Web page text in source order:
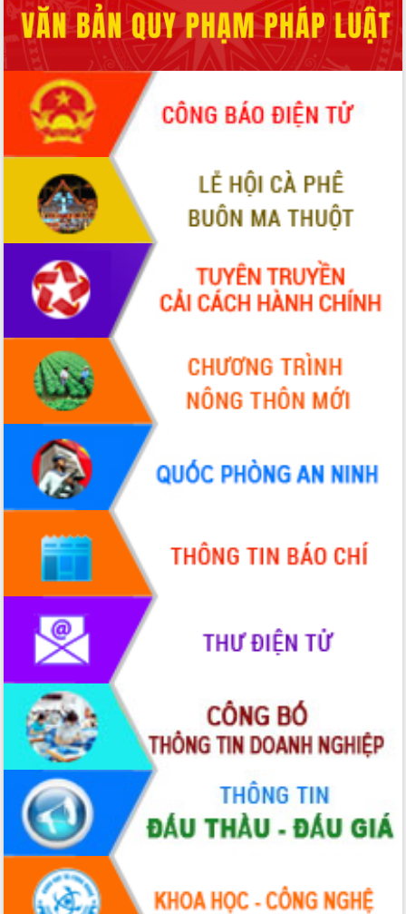
Ngành cá ngừ Đắk Lắk chủ động thích
ứng để giữ vững thị trường xuất khẩu
Diễn đàn Kinh tế tư nhân Việt Nam đột
phá cơ chế - Hợp tác công tư
Đề án 06 tạo bước ngoặt đột phá trong
cải cách hành chính tỉnh Đắk Lắk
Kết nối tour, đẩy mạnh chuyển đổi số
để phát triển du lịch Đắk Lắk
Khởi động Dự án Đầu tư xây dựng hạ
tầng kỹ thuật Cụm công nghiệp Tân
Gặp mặt các cơ quan báo chí nhân Kỷ
niệm 101 năm Ngày Báo chí Cách
mạng Việt Nam
Đắk Lắk sơ kết 4 năm triển khai thực
hiện Đề án 06 của Chính phủ
Họp báo thông tin về Hội nghị Công bố
Quy hoạch và Xúc tiến đầu tư tỉnh Đắk
Khơi thông điểm nghẽn, đẩy nhanh
giải ngân vốn khắc phục thiên tai
HĐND tỉnh thông qua điều chỉnh Quy
hoạch tỉnh thời kỳ 2021-2030
Hội thảo góp ý hồ sơ điều chỉnh quy
hoạch tỉnh Đắk Lắk thời kỳ 2021-2030,
tầm nhìn đến năm 2050
Nâng cao hiệu quả hoạt động của các
doanh nghiệp nhà nước
Hội nghị triển khai kết nối mạng
truyền số liệu chuyên dùng phục vụ cơ
Lễ phát động chuỗi hoạt động chung
tay làm sạch môi trường
Xã Ea Kar bước chuyển mình trong
công tác cải cách hành chính mô hình
mới
UBND tỉnh họp báo định kỳ tháng 4
năm 2026
Hội thảo khoa học “Giải pháp thúc đẩy
phát triển nền kinh tế xanh tại tỉnh
Đắk Lắk”
Tăng cường giám sát, đôn đốc thực
hiện nhiệm vụ quản lý tài sản công
hàng tuần
Tháo gỡ những vướng mắc, đẩy mạnh
công tác cải cách thủ tục hành chính